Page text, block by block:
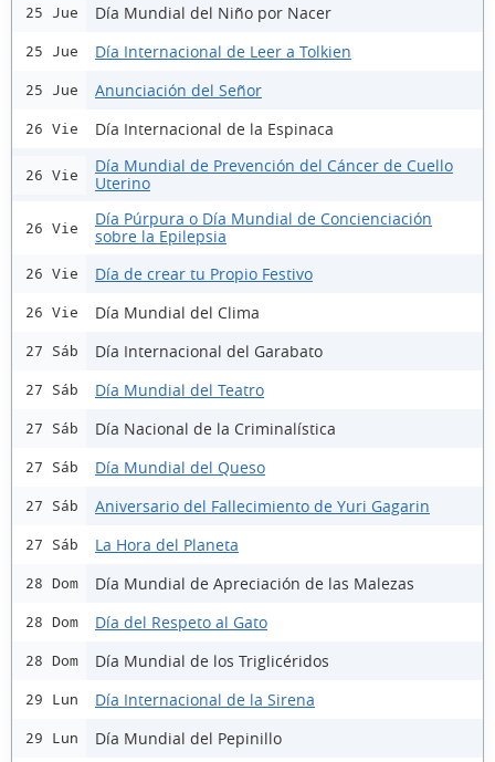
25 Jue Día Mundial del Niño por Nacer
25 Jue Día Internacional de Leer a Tolkien
25 Jue Anunciación del Señor
26 Vie Día Internacional de la Espinaca
26 Vie
Día Mundial de Prevención del Cáncer de Cuello
Uterino
26 Vie
Día Púrpura o Día Mundial de Concienciación
sobre la Epilepsia
26 Vie Día de crear tu Propio Festivo
26 Vie Día Mundial del Clima
27 Sáb Día Internacional del Garabato
27 Sáb Día Mundial del Teatro
27 Sáb Día Nacional de la Criminalística
27 Sáb Día Mundial del Queso
27 Sáb Aniversario del Fallecimiento de Yuri Gagarin
27 Sáb La Hora del Planeta
28 Dom Día Mundial de Apreciación de las Malezas
28 Dom Día del Respeto al Gato
28 Dom Día Mundial de los Triglicéridos
29 Lun Día Internacional de la Sirena
29 Lun Día Mundial del Pepinillo